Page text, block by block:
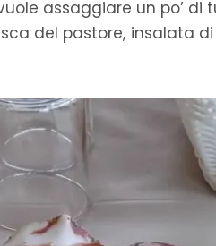
assaggiare un po’ di
del pastore, insalata